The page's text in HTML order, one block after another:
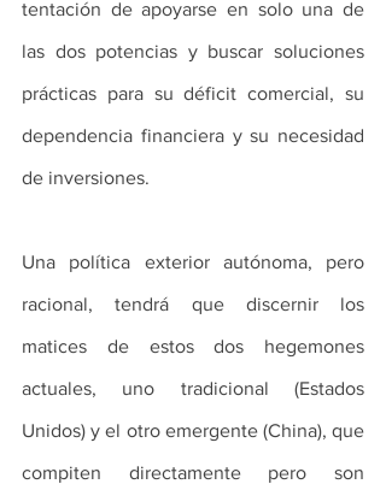
tentación de apoyarse en solo una de
las dos potencias y buscar soluciones
prácticas para su déficit comercial, su
dependencia financiera y su necesidad
de inversiones.
Una política exterior autónoma, pero
racional, tendrá que discernir los
matices de estos dos hegemones
actuales, uno tradicional (Estados
Unidos) y el otro emergente (China), que
compiten directamente pero son